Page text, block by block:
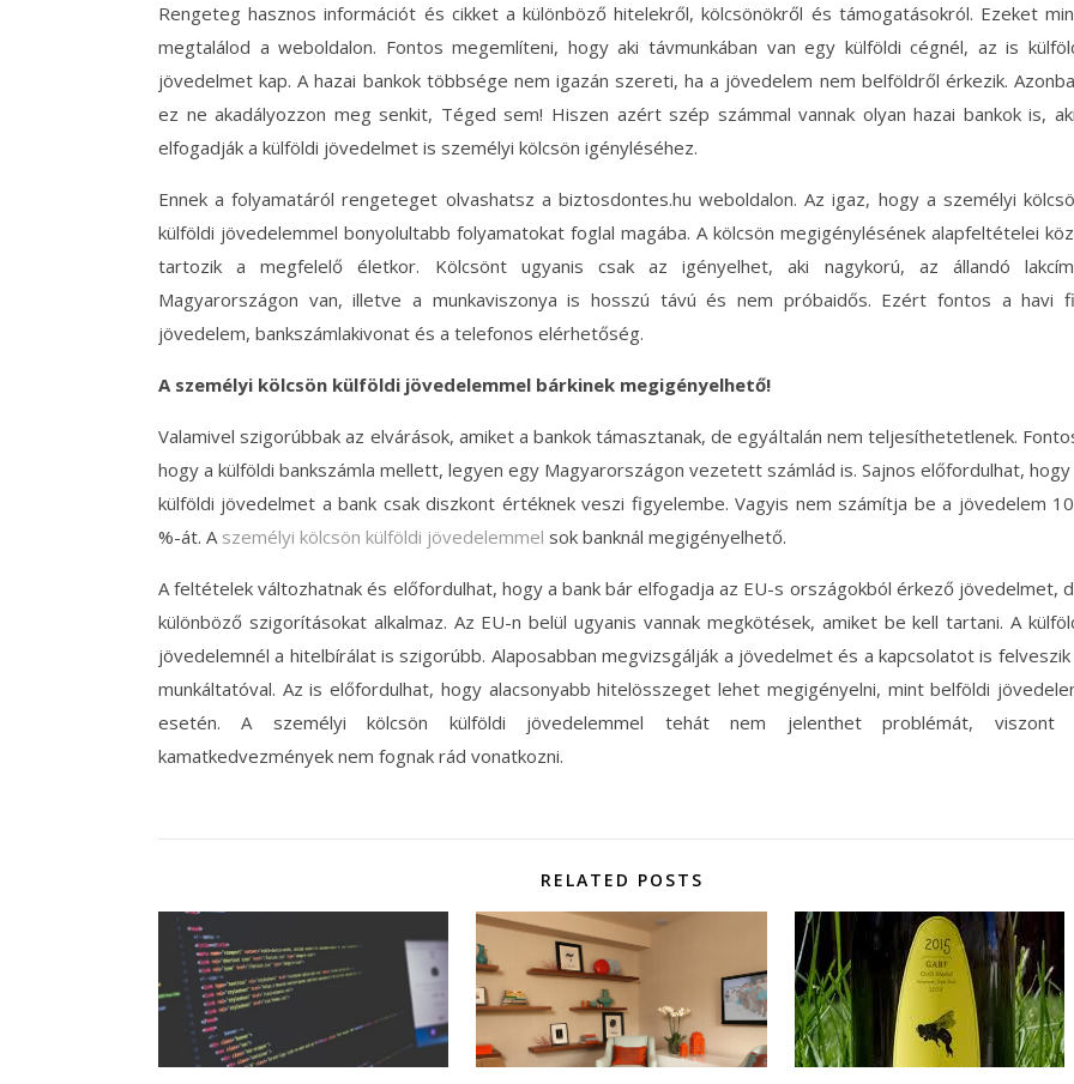
Rengeteg hasznos információt és cikket a különböző hitelekről, kölcsönökről és támogatásokról. Ezeket
megtalálod a weboldalon. Fontos megemlíteni, hogy aki távmunkában van egy külföldi cégnél, az is
jövedelmet kap. A hazai bankok többsége nem igazán szereti, ha a jövedelem nem belföldről érkezik.
ez ne akadályozzon meg senkit, Téged sem! Hiszen azért szép számmal vannak olyan hazai bankok is,
elfogadják a külföldi jövedelmet is személyi kölcsön igényléséhez.
Ennek a folyamatáról rengeteget olvashatsz a biztosdontes.hu weboldalon. Az igaz, hogy a személyi
külföldi jövedelemmel bonyolultabb folyamatokat foglal magába. A kölcsön megigénylésének alapfeltételei
tartozik a megfelelő életkor. Kölcsönt ugyanis csak az igényelhet, aki nagykorú, az állandó
Magyarországon van, illetve a munkaviszonya is hosszú távú és nem próbaidős. Ezért fontos a havi
jövedelem, bankszámlakivonat és a telefonos elérhetőség.
A személyi kölcsön külföldi jövedelemmel bárkinek megigényelhető!
Valamivel szigorúbbak az elvárások, amiket a bankok támasztanak, de egyáltalán nem teljesíthetetlenek.
hogy a külföldi bankszámla mellett, legyen egy Magyarországon vezetett számlád is. Sajnos előfordulhat, hogy
külföldi jövedelmet a bank csak diszkont értéknek veszi figyelembe. Vagyis nem számítja be a jövedelem
%-át. A személyi kölcsön külföldi jövedelemmel sok banknál megigényelhető.
A feltételek változhatnak és előfordulhat, hogy a bank bár elfogadja az EU-s országokból érkező jövedelmet,
különböző szigorításokat alkalmaz. Az EU-n belül ugyanis vannak megkötések, amiket be kell tartani. A
jövedelemnél a hitelbírálat is szigorúbb. Alaposabban megvizsgálják a jövedelmet és a kapcsolatot is felveszik
munkáltatóval. Az is előfordulhat, hogy alacsonyabb hitelösszeget lehet megigényelni, mint belföldi
esetén. A személyi kölcsön külföldi jövedelemmel tehát nem jelenthet problémát, viszont
kamatkedvezmények nem fognak rád vonatkozni.
RELATED POSTS